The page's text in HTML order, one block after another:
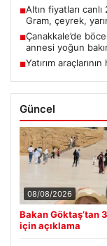
■Altın fiyatları
Gram, çeyrek,
■Çanakkale’de
annesi yoğun
■Yatırım
Güncel
08/08/2026
Bakan Göktaş’tan
için açıklama